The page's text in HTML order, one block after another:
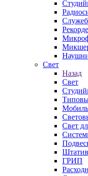
Свет
Назад
Свет
Свет
ГРИП